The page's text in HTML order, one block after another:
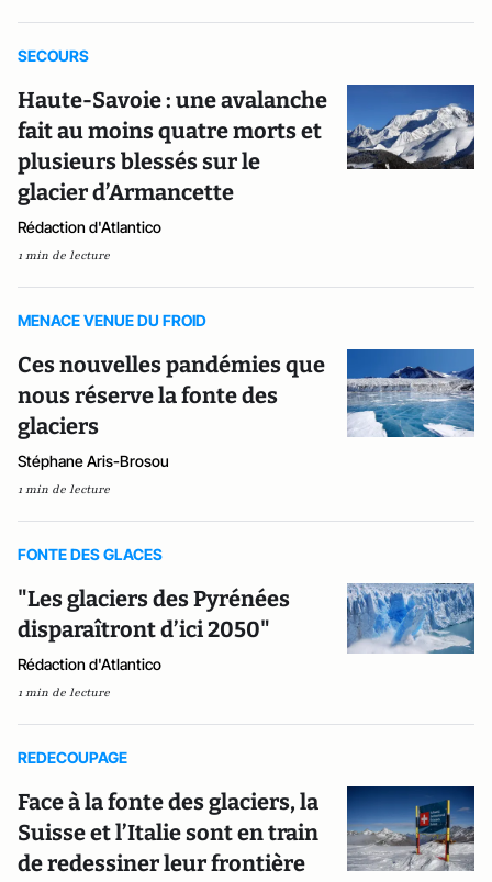
SECOURS
Haute-Savoie : une avalanche
fait au moins quatre morts et
plusieurs blessés sur le
glacier d’Armancette
Rédaction d'Atlantico
1 min de lecture
MENACE VENUE DU FROID
Ces nouvelles pandémies que
nous réserve la fonte des
glaciers
Stéphane Aris-Brosou
1 min de lecture
FONTE DES GLACES
"Les glaciers des Pyrénées
disparaîtront d’ici 2050"
Rédaction d'Atlantico
1 min de lecture
REDECOUPAGE
Face à la fonte des glaciers, la
Suisse et l’Italie sont en train
de redessiner leur frontière